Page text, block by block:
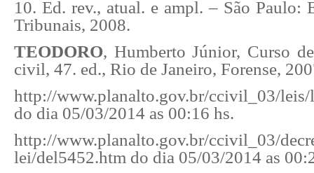
10. Ed. rev., atual. e ampl. – São Paulo:
Tribunais, 2008.
TEODORO, Humberto Júnior, Curso
civil, 47. ed., Rio de Janeiro, Forense,
http://www.planalto.gov.br/ccivil_03/
do dia 05/03/2014 as 00:16 hs.
http://www.planalto.gov.br/ccivil_03/
lei/del5452.htm do dia 05/03/2014 as